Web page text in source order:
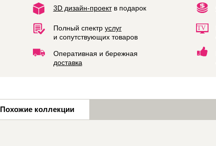
3D дизайн-проектв подарок
Полный спектр услуг
и сопутствующих товаров
Оперативная и бережная
доставка
Похожие коллекции